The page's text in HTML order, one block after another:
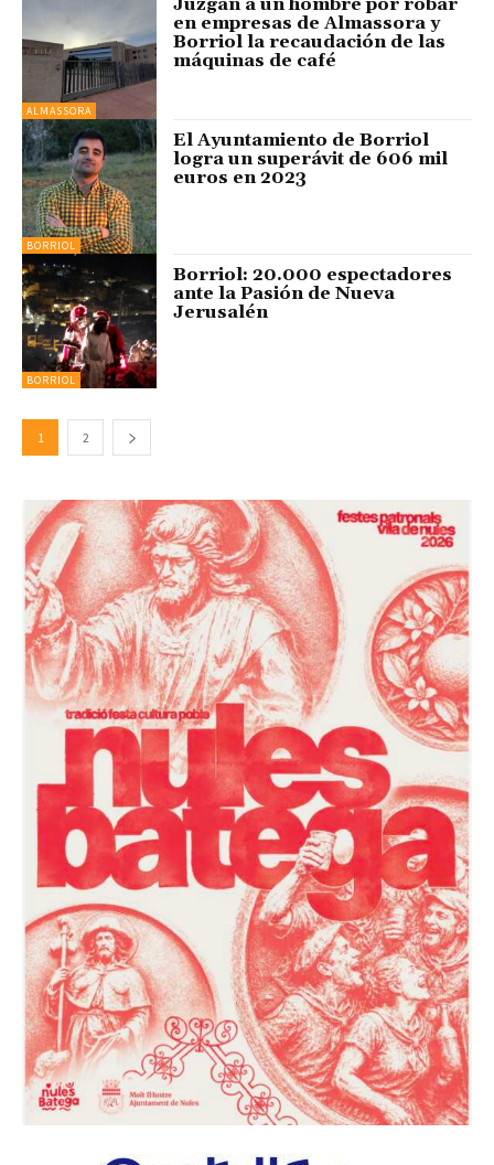
ALMASSORA
Juzgan a un hombre por robar
en empresas de Almassora y
Borriol la recaudación de las
máquinas de café
BORRIOL
El Ayuntamiento de Borriol
logra un superávit de 606 mil
euros en 2023
BORRIOL
Borriol: 20.000 espectadores
ante la Pasión de Nueva
Jerusalén
1 2